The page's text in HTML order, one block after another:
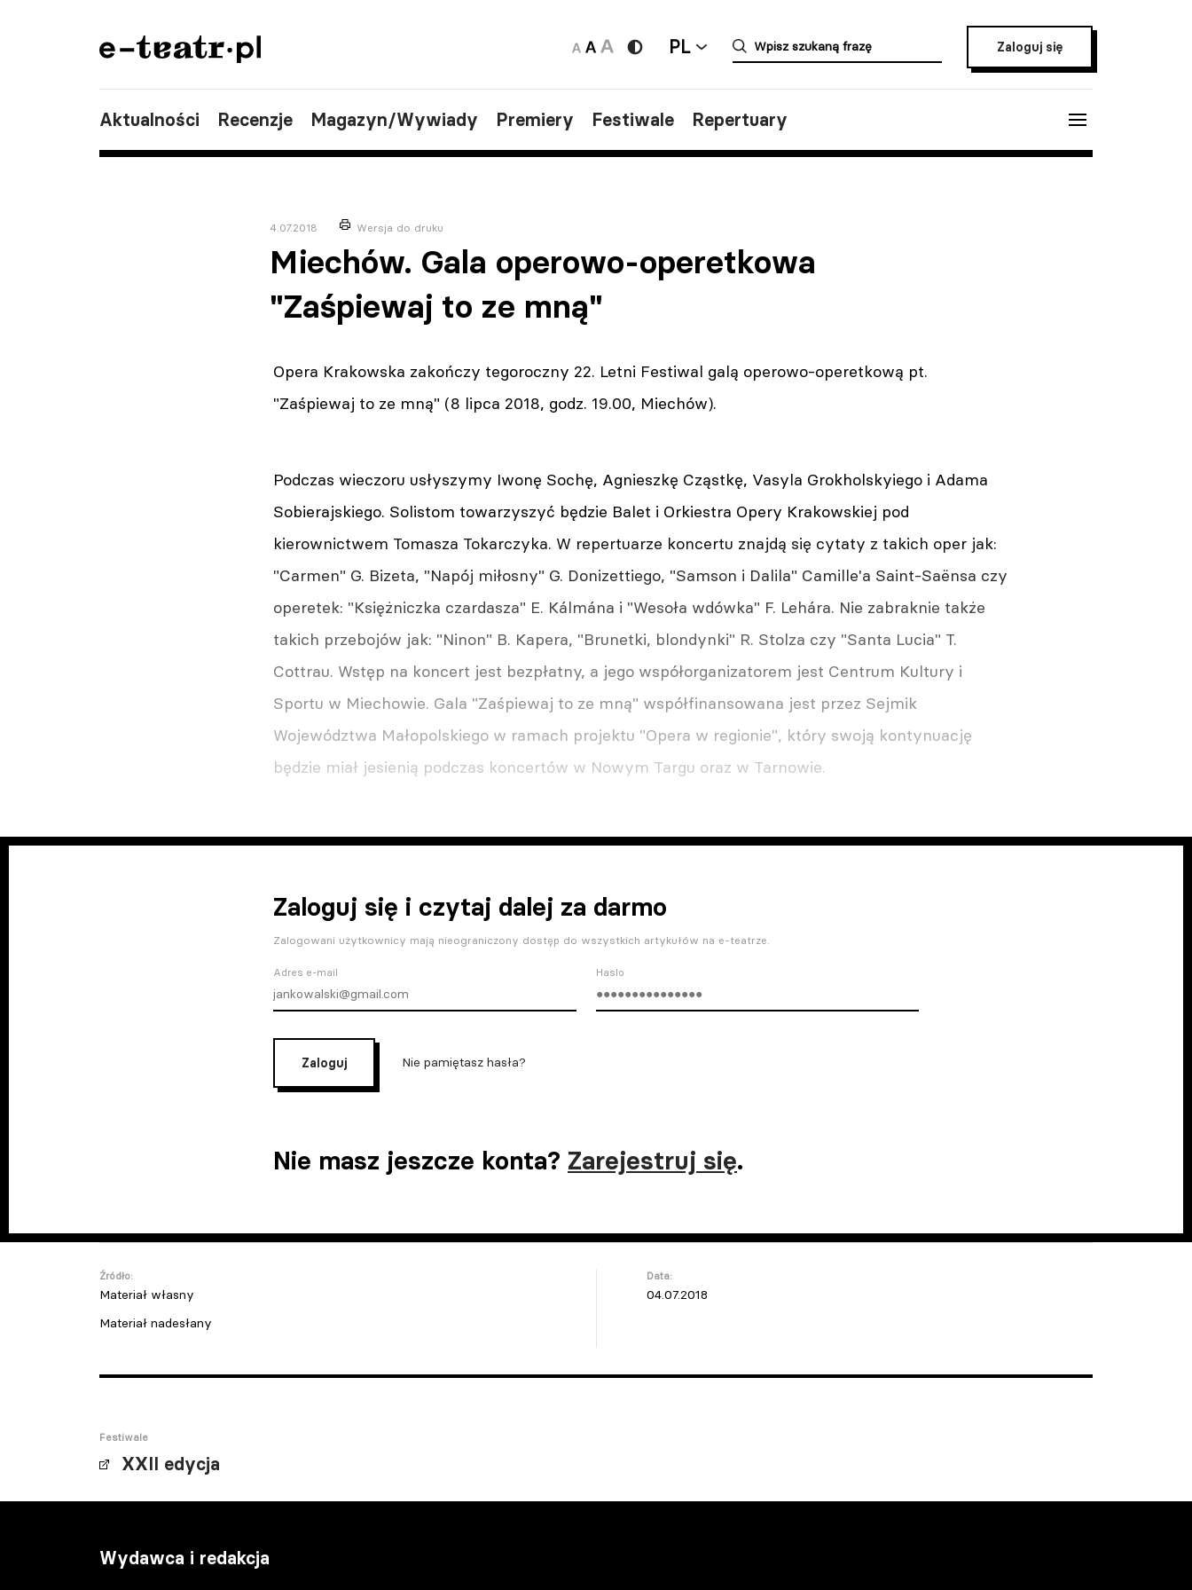
PL Zaloguj się
Aktualności Recenzje Magazyn/Wywiady Premiery Festiwale Repertuary
4.07.2018 Wersja do druku
Miechów. Gala operowo-operetkowa
"Zaśpiewaj to ze mną"
Opera Krakowska zakończy tegoroczny 22. Letni Festiwal galą operowo-operetkową pt.
"Zaśpiewaj to ze mną" (8 lipca 2018, godz. 19.00, Miechów).
Podczas wieczoru usłyszymy Iwonę Sochę, Agnieszkę Cząstkę, Vasyla Grokholskyiego i Adama
Sobierajskiego. Solistom towarzyszyć będzie Balet i Orkiestra Opery Krakowskiej pod
kierownictwem Tomasza Tokarczyka. W repertuarze koncertu znajdą się cytaty z takich oper jak:
"Carmen" G. Bizeta, "Napój miłosny" G. Donizettiego, "Samson i Dalila" Camille'a Saint-Saënsa czy
operetek: "Księżniczka czardasza" E. Kálmána i "Wesoła wdówka" F. Lehára. Nie zabraknie także
takich przebojów jak: "Ninon" B. Kapera, "Brunetki, blondynki" R. Stolza czy "Santa Lucia" T.
Cottrau. Wstęp na koncert jest bezpłatny, a jego współorganizatorem jest Centrum Kultury i
Sportu w Miechowie. Gala "Zaśpiewaj to ze mną" współfinansowana jest przez Sejmik
Województwa Małopolskiego w ramach projektu "Opera w regionie", który swoją kontynuację
będzie miał jesienią podczas koncertów w Nowym Targu oraz w Tarnowie.
Zaloguj się i czytaj dalej za darmo
Zalogowani użytkownicy mają nieograniczony dostęp do wszystkich artykułów na e-teatrze.
Adres e-mail Haslo
Zaloguj Nie pamiętasz hasła?
Nie masz jeszcze konta? Zarejestruj się.
Źródło:
Materiał własny
Materiał nadesłany
Data:
04.07.2018
Festiwale
XXII edycja
Wydawca i redakcja